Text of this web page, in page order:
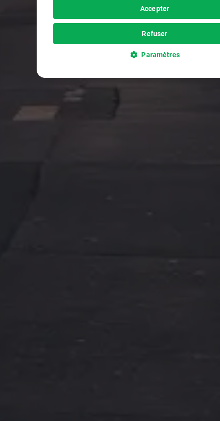
Accepter
Refuser
Paramètres